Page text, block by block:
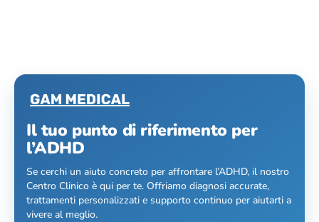
Il tuo punto di riferimento per
l’ADHD
Se cerchi un aiuto concreto per affrontare l’ADHD, il nostro
Centro Clinico è qui per te. Offriamo diagnosi accurate,
trattamenti personalizzati e supporto continuo per aiutarti a
vivere al meglio.